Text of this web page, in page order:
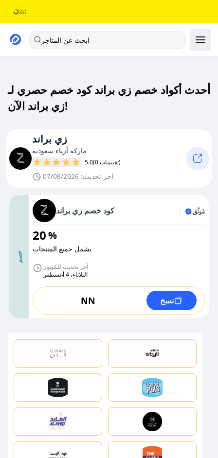
ابحث عن المتاجر
أحدث أكواد خصم زي براند كود خصم حصري لـ
زي براند الآن!
زي براند
ماركة أزياء سعودية
5.0 (0 تقييمات)
اخر تحديث: 07/08/2026
خصم
كود خصم زي براند مُوثَّق
20%
يشمل جميع المنتجات
آخر تحديث للكوبون
الثلاثاء، 4 أغسطس
NN نسخ